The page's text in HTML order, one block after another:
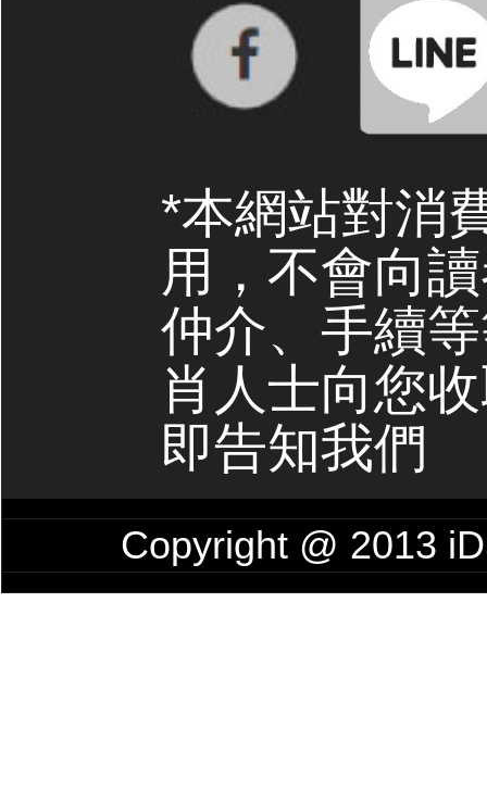
*本網站對消
用，不會向
仲介、手續
肖人士向您
即告知我們
Copyright @ 2013